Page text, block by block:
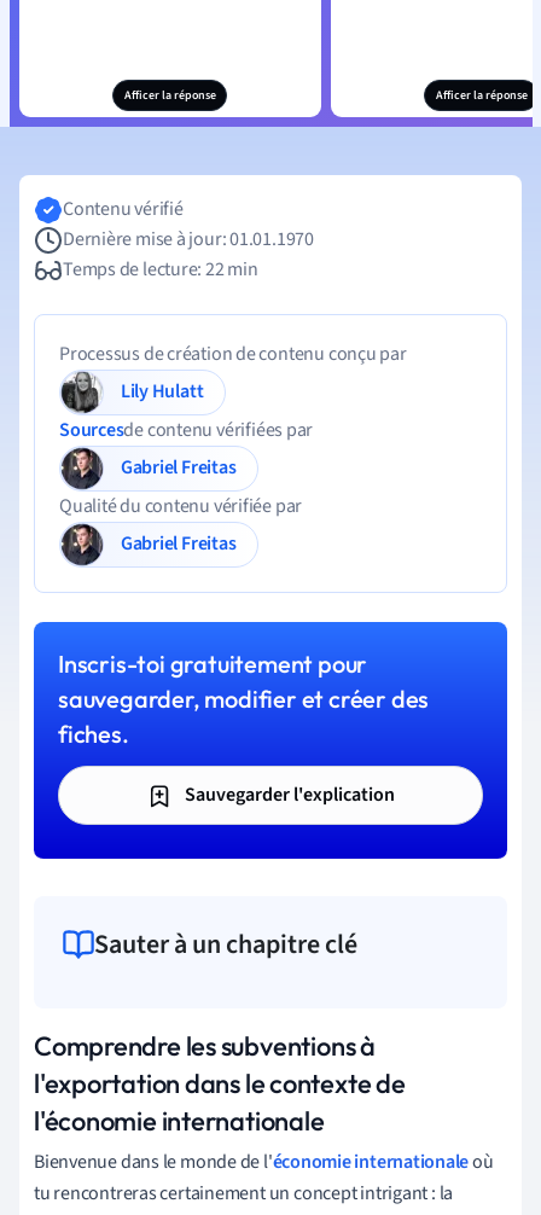
Afficer la réponse Afficer la réponse
Contenu vérifié
Dernière mise à jour: 01.01.1970
Temps de lecture: 22 min
Processus de création de contenu conçu par
Lily Hulatt
Sourcesde contenu vérifiées par
Gabriel Freitas
Qualité du contenu vérifiée par
Gabriel Freitas
Inscris-toi gratuitement pour
sauvegarder, modifier et créer des
fiches.
Sauvegarder l'explication
Sauter à un chapitre clé
Comprendre les subventions à
l'exportation dans le contexte de
l'économie internationale
Bienvenue dans le monde de l'économie internationaleoù
tu rencontreras certainement un concept intrigant : la